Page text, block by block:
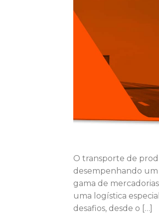
O transporte de
desempenhando um
gama de
uma logística
desafios, desde o […]